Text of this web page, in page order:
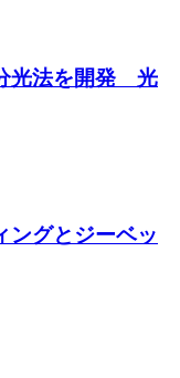
光法を開発 光
ングとジーベッ